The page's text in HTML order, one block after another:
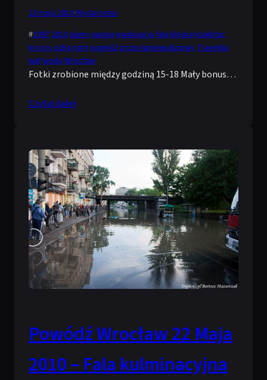
23 maja 2010·Wydarzenia
#1997 2010 alarm awaria ewakuacja fala klęska kolektor
kryzys odra portpowódźprzeciwpowodziowy Tragedia
wałwoda Wrocław
Fotki zrobione między godziną 15-18 Mały bonus…
Czytaj dalej
Powódź Wrocław 22 Maja
2010 – Fala kulminacyjna